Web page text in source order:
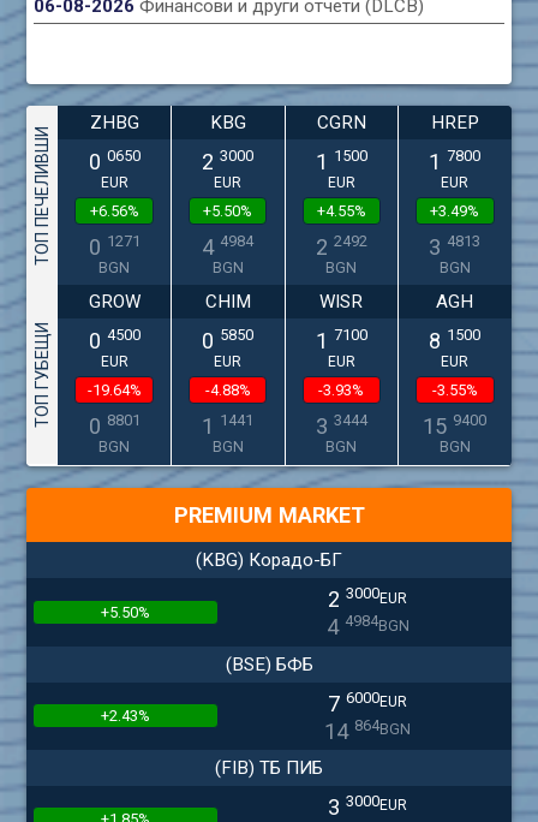
06-08-2026Финансови и други отчети (DLCB)
ТОП ПЕЧЕЛИВШИ
ZHBG
0 0650
EUR
+6.56%
0 1271
BGN
KBG
2 3000
EUR
+5.50%
4 4984
BGN
CGRN
1 1500
EUR
+4.55%
2 2492
BGN
HREP
1 7800
EUR
+3.49%
3 4813
BGN
ТОП ГУБЕЩИ
GROW
0 4500
EUR
-19.64%
0 8801
BGN
CHIM
0 5850
EUR
-4.88%
1 1441
BGN
WISR
1 7100
EUR
-3.93%
3 3444
BGN
AGH
8 1500
EUR
-3.55%
15 9400
BGN
PREMIUM MARKET
(KBG) Корадо-БГ
+5.50% 2 3000EUR
4 4984BGN
(BSE) БФБ
+2.43% 7 6000EUR
14 864BGN
(FIB) ТБ ПИБ
3 3000EUR